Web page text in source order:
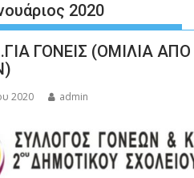
2020
ΓΟΝΕΙΣ (ΟΜΙΛΙΑ
2020 admin